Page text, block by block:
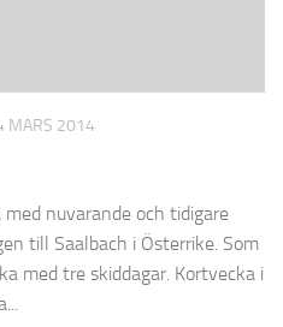
MARS 2014
nuvarande och tidigare
till Saalbach i Österrike. Som
med tre skiddagar. Kortvecka i